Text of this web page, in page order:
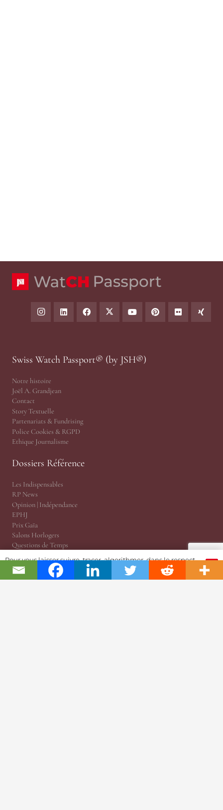
Swiss Watch Passport® (by JSH®)
Notre histoire
Joël A. Grandjean
Contact
Story Textuelle
Partenariats & Fundrising
Police Cookies & RGPD
Ethique Journalisme
Dossiers Référence
Les Indispensables
RP News
Opinion | Indépendance
EPHJ
Prix Gaïa
Salons Horlogers
Questions de Temps
Tekitoi par Amandine
JSH Magazine, version papier
Pour vous laisser suivre, tracer, algorithmer, dans le respect
et l'absolution...